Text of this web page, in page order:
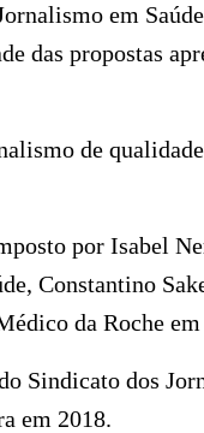
em
das propostas
de
por Isabel
Constantino
da Roche
Sindicato dos
em 2018.